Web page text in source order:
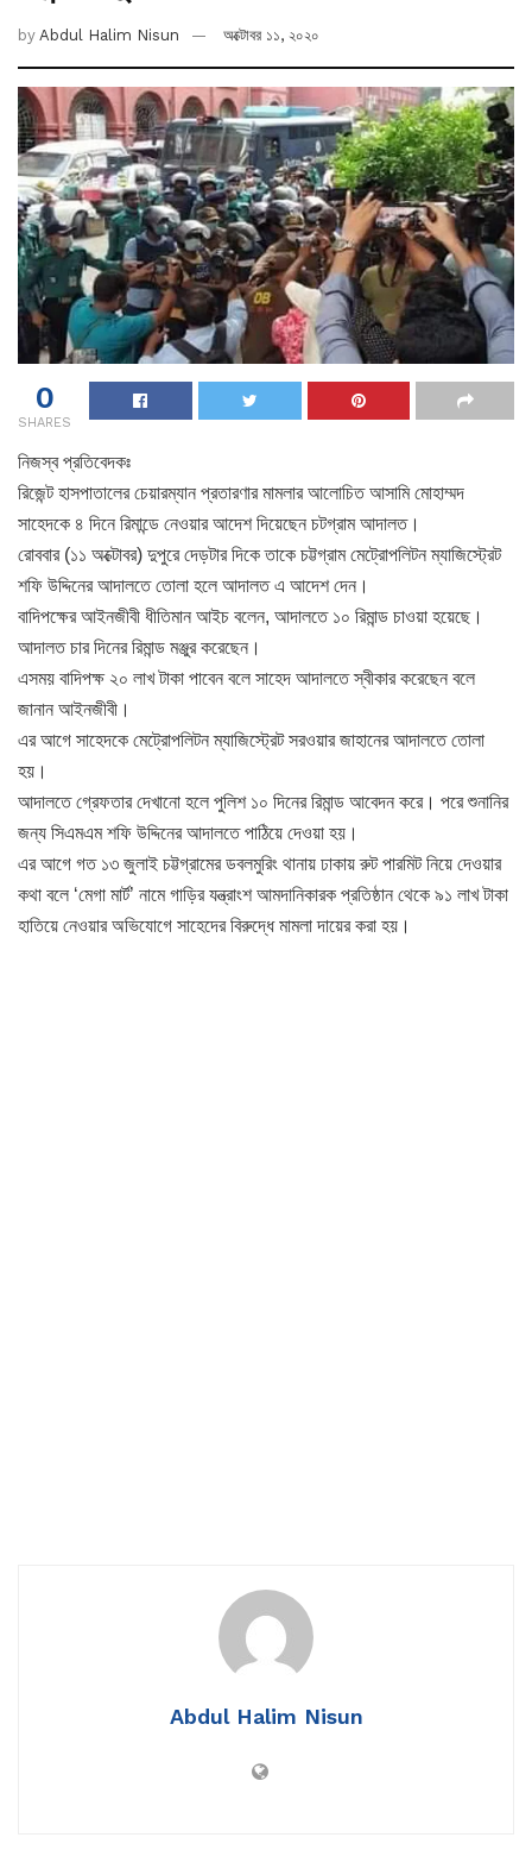
by Abdul Halim Nisun অক্টোবর ১১, ২০২০
0
SHARES
নিজস্ব প্রতিবেদকঃ
রিজেন্ট হাসপাতালের চেয়ারম্যান প্রতারণার মামলার আলোচিত আসামি মোহাম্মদ
সাহেদকে ৪ দিনে রিমান্ডে নেওয়ার আদেশ দিয়েছেন চটগ্রাম আদালত।
রোববার (১১ অক্টোবর) দুপুরে দেড়টার দিকে তাকে চট্টগ্রাম মেট্রোপলিটন ম্যাজিস্ট্রেট
শফি উদ্দিনের আদালতে তোলা হলে আদালত এ আদেশ দেন।
বাদিপক্ষের আইনজীবী ধীতিমান আইচ বলেন, আদালতে ১০ রিমান্ড চাওয়া হয়েছে।
আদালত চার দিনের রিমান্ড মঞ্জুর করেছেন।
এসময় বাদিপক্ষ ২০ লাখ টাকা পাবেন বলে সাহেদ আদালতে স্বীকার করেছেন বলে
জানান আইনজীবী।
এর আগে সাহেদকে মেট্রোপলিটন ম্যাজিস্ট্রেট সরওয়ার জাহানের আদালতে তোলা
হয়।
আদালতে গ্রেফতার দেখানো হলে পুলিশ ১০ দিনের রিমান্ড আবেদন করে। পরে শুনানির
জন্য সিএমএম শফি উদ্দিনের আদালতে পাঠিয়ে দেওয়া হয়।
এর আগে গত ১৩ জুলাই চট্টগ্রামের ডবলমুরিং থানায় ঢাকায় রুট পারমিট নিয়ে দেওয়ার
কথা বলে ‘মেগা মার্ট’ নামে গাড়ির যন্ত্রাংশ আমদানিকারক প্রতিষ্ঠান থেকে ৯১ লাখ টাকা
হাতিয়ে নেওয়ার অভিযোগে সাহেদের বিরুদ্ধে মামলা দায়ের করা হয়।
Abdul Halim Nisun